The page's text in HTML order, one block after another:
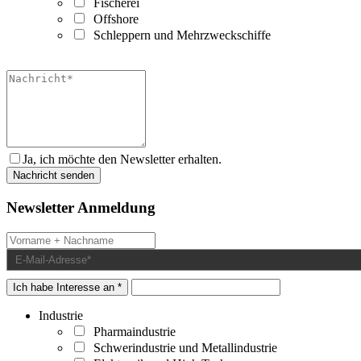
Fischerei
Offshore
Schleppern und Mehrzweckschiffe
Ja, ich möchte den Newsletter erhalten.
Newsletter Anmeldung
Ich habe Interesse an *
Industrie
Pharmaindustrie
Schwerindustrie und Metallindustrie